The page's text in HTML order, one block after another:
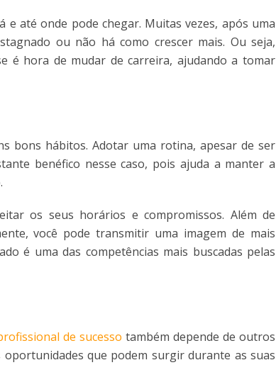
até onde pode chegar. Muitas vezes, após uma
ou não há como crescer mais. Ou seja,
é hora de mudar de carreira, ajudando a tomar
bons hábitos. Adotar uma rotina, apesar de ser
benéfico nesse caso, pois ajuda a manter a
os seus horários e compromissos. Além de
você pode transmitir uma imagem de mais
é uma das competências mais buscadas pelas
de sucesso também depende de outros
que podem surgir durante as suas